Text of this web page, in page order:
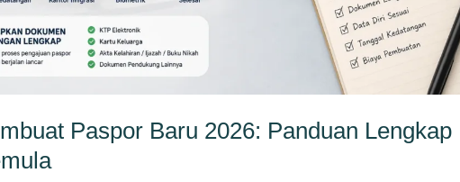
Paspor Baru 2026: Panduan Lengkap